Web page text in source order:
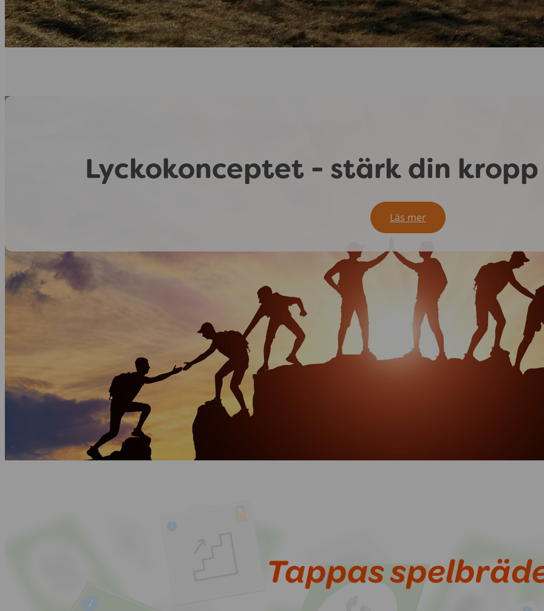
Lyckokonceptet - stärk din
Läs mer
Tappas